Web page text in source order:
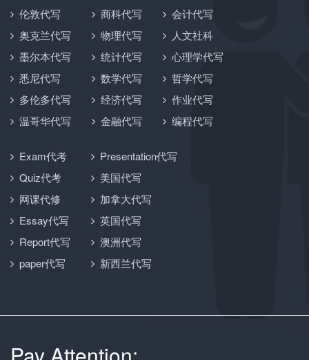
伦敦代写
奥克兰代写
墨尔本代写
悉尼代写
多伦多代写
温哥华代写
商科代写
物理代写
统计代写
数学代写
经济代写
金融代写
会计代写
人文社科
心理学代写
哲学代写
作业代写
编程代写
Exam代考
Quiz代考
网课代修
Essay代写
Report代写
paper代写
Presentation代写
美国代写
加拿大代写
英国代写
澳洲代写
新西兰代写